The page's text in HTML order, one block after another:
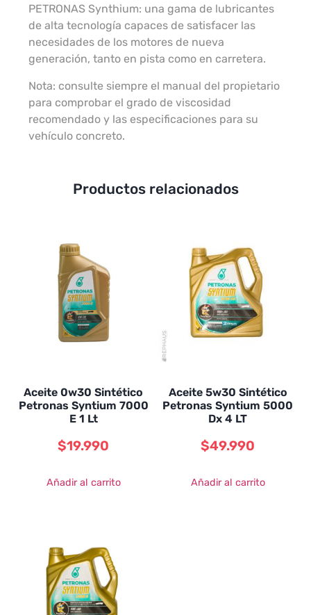
PETRONAS Synthium: una gama de lubricantes
de alta tecnología capaces de satisfacer las
necesidades de los motores de nueva
generación, tanto en pista como en carretera.
Nota: consulte siempre el manual del propietario
para comprobar el grado de viscosidad
recomendado y las especificaciones para su
vehículo concreto.
Productos relacionados
Aceite 0w30 Sintético
Petronas Syntium 7000
E 1 Lt
$19.990
Añadir al carrito
Aceite 5w30 Sintético
Petronas Syntium 5000
Dx 4 LT
$49.990
Añadir al carrito